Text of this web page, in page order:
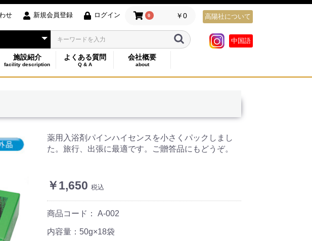
せ 新規会員登録 ログイン 0 ￥0 高陽社について
中国語
施設紹介
facility description
よくある質問
Q & A
会社概要
about
薬用入浴剤パインハイセンスを小さくパックしまし
た。旅行、出張に最適です。ご贈答品にもどうぞ。
￥1,650 税込
商品コード：A-002
内容量：50g×18袋